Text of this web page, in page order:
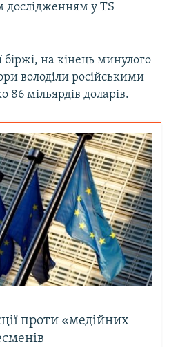
дослідженням у TS
на кінець минулого
володіли російськими
86 мільярдів доларів.
проти «медійних